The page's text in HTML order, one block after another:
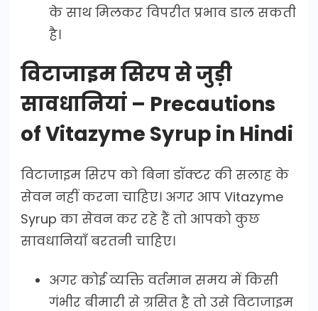
के साथ मिलकर विपरीत प्रभाव डाल सकती
है।
विटाजाइम सिरप से जुड़ी
सावधानियां – Precautions
of Vitazyme Syrup in Hindi
विटाजाइम सिरप को बिना डॉक्टर की सलाह के
सेवन नहीं करना चाहिए। अगर आप Vitazyme
Syrup का सेवन कर रहे हैं तो आपको कुछ
सावधानियाँ बरतनी चाहिए।
अगर कोई व्यक्ति वर्तमान समय में किसी
गंभीर बीमारी से ग्रसित है तो उसे विटाजाइम